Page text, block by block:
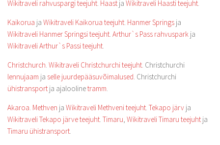
Wikitraveli rahvuspargi teejuht. Haast ja Wikitraveli Haasti teejuht.
Kaikorua ja Wikitraveli Kaikorua teejuht. Hanmer Springs ja
Wikitraveli Hanmer Springsi teejuht. Arthur`s Pass rahvuspark ja
Wikitraveli Arthur`s Passi teejuht.
Christchurch. Wikitraveli Christchurchi teejuht. Christchurchi
lennujaam ja selle juurdepääsuvõimalused. Christchurchi
ühistransport ja ajaloolinetramm.
Akaroa. Methven ja Wikitraveli Methveni teejuht. Tekapo järv ja
Wikitraveli Tekapo järve teejuht. Timaru, Wikitraveli Timaru teejuht ja
Timaru ühistransport.